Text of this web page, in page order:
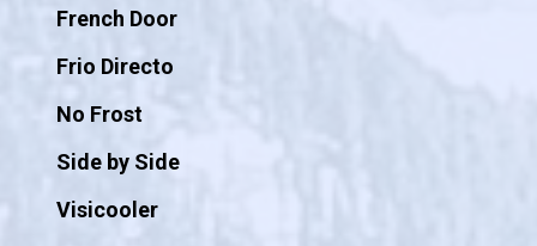
French Door
Frio Directo
No Frost
Side by Side
Visicooler